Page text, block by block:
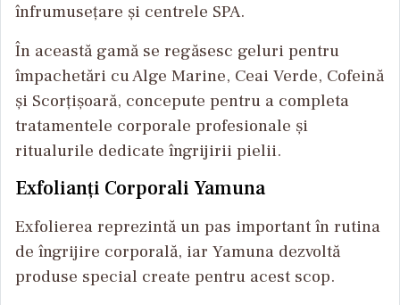
înfrumusețare și centrele SPA.
În această gamă se regăsesc geluri pentru
împachetări cu Alge Marine, Ceai Verde, Cofeină
și Scorțișoară, concepute pentru a completa
tratamentele corporale profesionale și
ritualurile dedicate îngrijirii pielii.
Exfolianți Corporali Yamuna
Exfolierea reprezintă un pas important în rutina
de îngrijire corporală, iar Yamuna dezvoltă
produse special create pentru acest scop.